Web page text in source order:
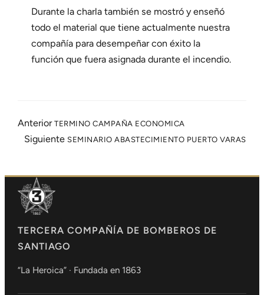
Durante la charla también se mostró y enseñó
todo el material que tiene actualmente nuestra
compañía para desempeñar con éxito la
función que fuera asignada durante el incendio.
Anterior TERMINO CAMPAÑA ECONOMICA
Siguiente SEMINARIO ABASTECIMIENTO PUERTO VARAS
TERCERA COMPAÑÍA DE BOMBEROS DE
SANTIAGO
“La Heroica” · Fundada en 1863